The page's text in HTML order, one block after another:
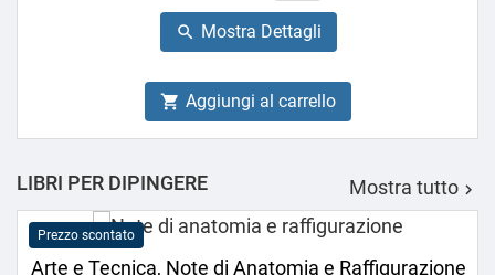
base
 Mostra Dettagli
 Aggiungi al carrello
LIBRI PER DIPINGERE Mostra tutto 
Prezzo scontato
Arte e Tecnica, Note di Anatomia e Raffigurazione